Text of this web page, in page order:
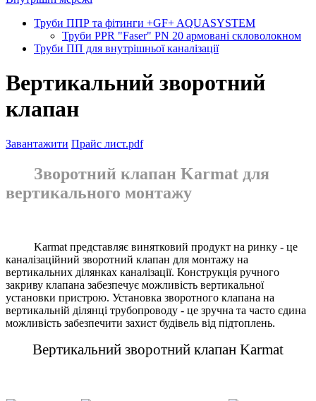
Труби ППР та фітинги +GF+ AQUASYSTEM
Труби PPR "Faser" PN 20 армовані скловолокном
Труби ПП для внутрішньої каналізації
Вертикальний зворотний
клапан
Завантажити Прайс лист.pdf
Зворотний клапан Karmat для
вертикального монтажу
Karmat представляє винятковий продукт на ринку - це
каналізаційний зворотний клапан для монтажу на
вертикальних ділянках каналізації. Конструкція ручного
закриву клапана забезпечує можливість вертикальної
установки пристрою. Установка зворотного клапана на
вертикальній ділянці трубопроводу - це зручна та часто єдина
можливість забезпечити захист будівель від підтоплень.
Вертикальний зворотний клапан Karmat